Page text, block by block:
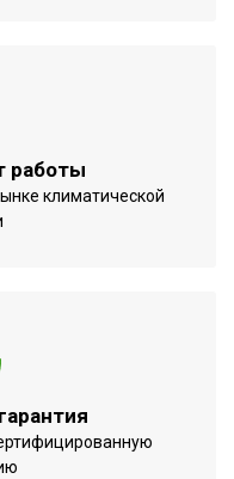
Match ERP R32
работы
климатической